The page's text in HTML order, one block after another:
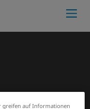
greifen auf Informationen